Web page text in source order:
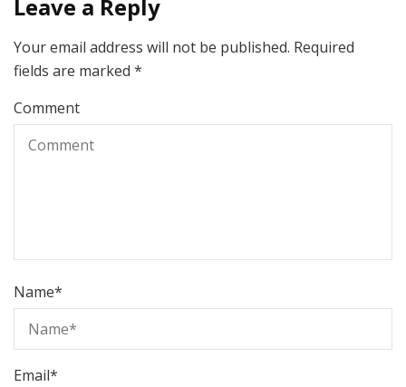
Leave a Reply
Your email address will not be published. Required
fields are marked *
Comment
Name*
Email*